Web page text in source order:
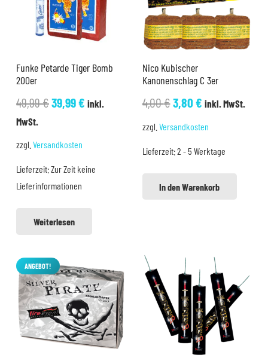
Funke Petarde Tiger Bomb
200er
49,99€Ursprünglicher
39,99€Aktueller
inkl.
MwSt.
zzgl. Versandkosten
Lieferzeit:Zur Zeit keine
Lieferinformationen
Weiterlesen
Nico Kubischer
Kanonenschlag C 3er
4,00€Ursprünglicher
4,00 €
3,80€Aktueller
3,80 €.
inkl. MwSt.
zzgl. Versandkosten
Lieferzeit:2 - 5 Werktage
In den Warenkorb
ANGEBOT!